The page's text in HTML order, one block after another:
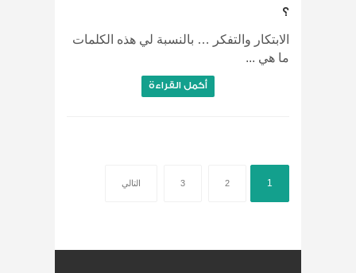
؟
الابتكار والتفكر … بالنسبة لي هذه الكلمات
ما هي ...
أكمل القراءة
1
2
3 التالي